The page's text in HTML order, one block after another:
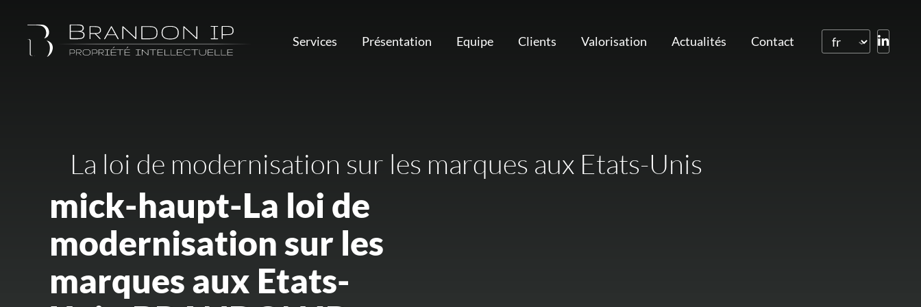
Services Présentation Equipe Clients Valorisation Actualités Contact
La loi de modernisation sur les marques aux Etats-Unis
mick-haupt-La loi de
modernisation sur les
marques aux Etats-